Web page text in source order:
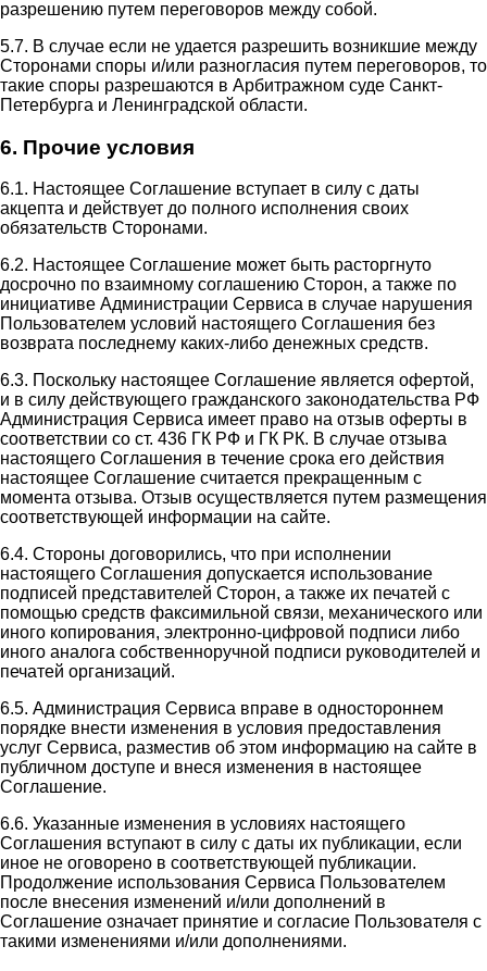
разрешению путем переговоров между собой.
5.7. В случае если не удается разрешить возникшие между
Сторонами споры и/или разногласия путем переговоров, то
такие споры разрешаются в Арбитражном суде Санкт-
Петербурга и Ленинградской области.
6. Прочие условия
6.1. Настоящее Соглашение вступает в силу с даты
акцепта и действует до полного исполнения своих
обязательств Сторонами.
6.2. Настоящее Соглашение может быть расторгнуто
досрочно по взаимному соглашению Сторон, а также по
инициативе Администрации Сервиса в случае нарушения
Пользователем условий настоящего Соглашения без
возврата последнему каких-либо денежных средств.
6.3. Поскольку настоящее Соглашение является офертой,
и в силу действующего гражданского законодательства РФ
Администрация Сервиса имеет право на отзыв оферты в
соответствии со ст. 436 ГК РФ и ГК РК. В случае отзыва
настоящего Соглашения в течение срока его действия
настоящее Соглашение считается прекращенным с
момента отзыва. Отзыв осуществляется путем размещения
соответствующей информации на сайте.
6.4. Стороны договорились, что при исполнении
настоящего Соглашения допускается использование
подписей представителей Сторон, а также их печатей с
помощью средств факсимильной связи, механического или
иного копирования, электронно-цифровой подписи либо
иного аналога собственноручной подписи руководителей и
печатей организаций.
6.5. Администрация Сервиса вправе в одностороннем
порядке внести изменения в условия предоставления
услуг Сервиса, разместив об этом информацию на сайте в
публичном доступе и внеся изменения в настоящее
Соглашение.
6.6. Указанные изменения в условиях настоящего
Соглашения вступают в силу с даты их публикации, если
иное не оговорено в соответствующей публикации.
Продолжение использования Сервиса Пользователем
после внесения изменений и/или дополнений в
Соглашение означает принятие и согласие Пользователя с
такими изменениями и/или дополнениями.